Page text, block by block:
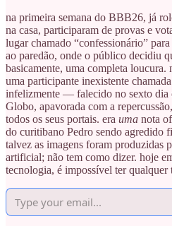
na primeira semana do BBB26, já
na casa, participaram de provas e
lugar chamado “confessionário”
ao paredão, onde o público decidiu
basicamente, uma completa loucura.
uma participante inexistente
infelizmente — falecido no sexto dia
Globo, apavorada com a
todos os seus portais. era uma nota
do curitibano Pedro sendo agredido
talvez as imagens foram produzidas
artificial; não tem como dizer. hoje
tecnologia, é impossível ter qualquer